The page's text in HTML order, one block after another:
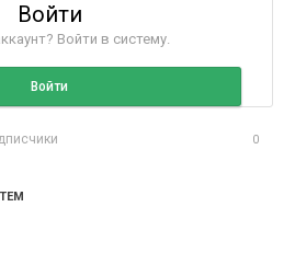
Войти
Войти в систему.
Войти
0